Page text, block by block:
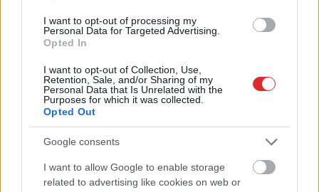
I want to opt-out of processing my
Personal Data for Targeted Advertising.
Opted In
I want to opt-out of Collection, Use,
Retention, Sale, and/or Sharing of my
Personal Data that Is Unrelated with the
Purposes for which it was collected.
Opted Out
Google consents
I want to allow Google to enable storage
related to advertising like cookies on web or
“Tā var ākstīties savā
virtuvē, nevis uz skatuves!”
Elita Mīlgrāve ļāvusies
Atcelt Ziņot